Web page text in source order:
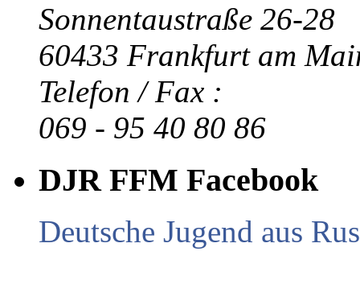
Sonnentaustraße 26-28
60433 Frankfurt am
Telefon / Fax :
069 - 95 40 80 86
DJR FFM Facebook
Deutsche Jugend aus